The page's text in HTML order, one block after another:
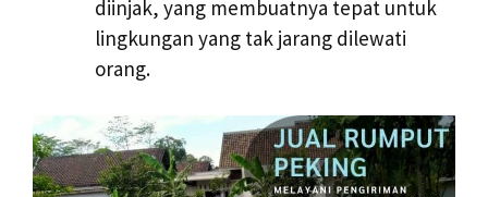
diinjak, yang membuatnya tepat untuk
lingkungan yang tak jarang dilewati
orang.